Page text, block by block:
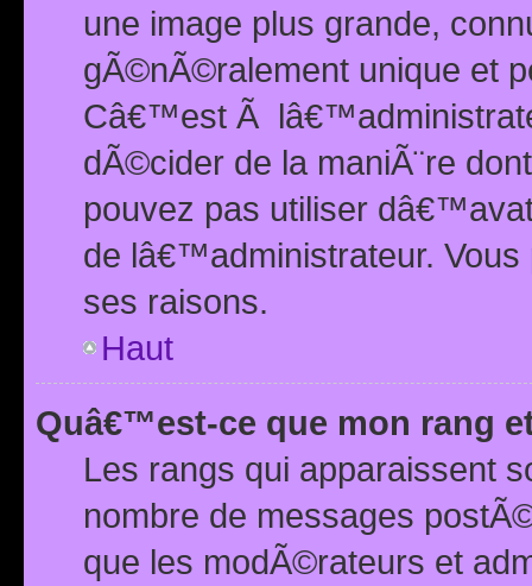
une image plus grande,
gÃ©nÃ©ralement unique et
Câ€™est Ã
dÃ©cider de la maniÃ¨re
pouvez pas utiliser
de lâ€™administrateur.
ses raisons.
Haut
Quâ€™est-ce que mon rang
Les rangs qui apparaissent
nombre de messages
que les modÃ©rateurs et